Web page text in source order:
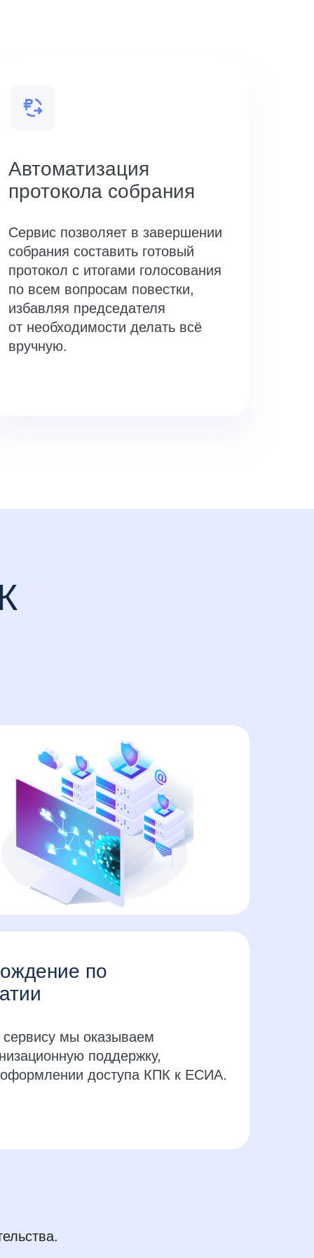
Автоматизация
протокола собрания
Сервис позволяет в завершении
собрания составить готовый
протокол с итогами голосования
по всем вопросам повестки,
избавляя председателя
от необходимости делать всё
вручную.
по
мы оказываем
поддержку,
доступа КПК к ЕСИА.